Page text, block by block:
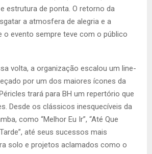
estrutura de ponta. O retorno da
a atmosfera de alegria e a
o evento sempre teve com o público
volta, a organização escalou um line-
por um dos maiores ícones da
trará para BH um repertório que
Desde os clássicos inesquecíveis da
como “Melhor Eu Ir”, “Até Que
até seus sucessos mais
solo e projetos aclamados como o